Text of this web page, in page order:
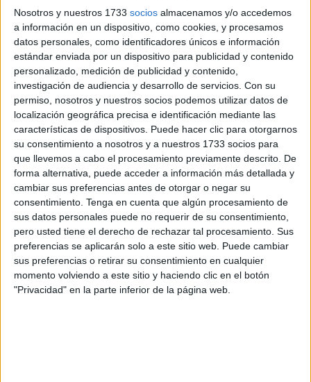
Nosotros y nuestros 1733 socios almacenamos y/o accedemos
a información en un dispositivo, como cookies, y procesamos
datos personales, como identificadores únicos e información
estándar enviada por un dispositivo para publicidad y contenido
personalizado, medición de publicidad y contenido,
investigación de audiencia y desarrollo de servicios. Con su
permiso, nosotros y nuestros socios podemos utilizar datos de
localización geográfica precisa e identificación mediante las
características de dispositivos. Puede hacer clic para otorgarnos
su consentimiento a nosotros y a nuestros 1733 socios para
que llevemos a cabo el procesamiento previamente descrito. De
forma alternativa, puede acceder a información más detallada y
cambiar sus preferencias antes de otorgar o negar su
consentimiento. Tenga en cuenta que algún procesamiento de
sus datos personales puede no requerir de su consentimiento,
pero usted tiene el derecho de rechazar tal procesamiento. Sus
preferencias se aplicarán solo a este sitio web. Puede cambiar
sus preferencias o retirar su consentimiento en cualquier
momento volviendo a este sitio y haciendo clic en el botón
"Privacidad" en la parte inferior de la página web.
atender a los menores extranjeros no acompañados.
Lo ha comunicado antes de la reunióncon el PP y los
dirigentes de los gobiernos canarios y ceutí para abordar
la gestión en torno a lapresencia de esos menoresy la
necesidad de desbloquear lareforma de la Ley de
Extranjería .
Torres ha agradecido al presidente de Ceuta que
“hayamos tenido” este encuentro en “el que se pone sobre
la mesa asuntos que preocupan”. Se han “pedido apoyos
económicos antes de que finalice 2024 para atender los
costes por la atención a menores y va a haber una
modificación presupuestaria, la más alta que podamos,
para ayudar a Ceuta”, ha confirmado el ministro.